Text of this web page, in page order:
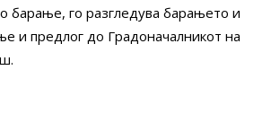
барање, го разгледува барањето и
и предлог до Градоначалникот на